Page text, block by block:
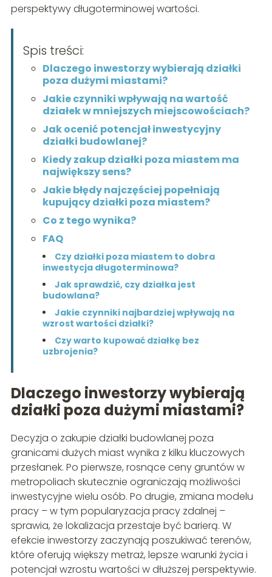
perspektywy długoterminowej wartości.
Spis treści:
Dlaczego inwestorzy wybierają działki
poza dużymi miastami?
Jakie czynniki wpływają na wartość
działek w mniejszych miejscowościach?
Jak ocenić potencjał inwestycyjny
działki budowlanej?
Kiedy zakup działki poza miastem ma
największy sens?
Jakie błędy najczęściej popełniają
kupujący działki poza miastem?
Co z tego wynika?
FAQ
Czy działki poza miastem to dobra
inwestycja długoterminowa?
Jak sprawdzić, czy działka jest
budowlana?
Jakie czynniki najbardziej wpływają na
wzrost wartości działki?
Czy warto kupować działkę bez
uzbrojenia?
Dlaczego inwestorzy wybierają
działki poza dużymi miastami?
Decyzja o zakupie działki budowlanej poza
granicami dużych miast wynika z kilku kluczowych
przesłanek. Po pierwsze, rosnące ceny gruntów w
metropoliach skutecznie ograniczają możliwości
inwestycyjne wielu osób. Po drugie, zmiana modelu
pracy – w tym popularyzacja pracy zdalnej –
sprawia, że lokalizacja przestaje być barierą. W
efekcie inwestorzy zaczynają poszukiwać terenów,
które oferują większy metraż, lepsze warunki życia i
potencjał wzrostu wartości w dłuższej perspektywie.